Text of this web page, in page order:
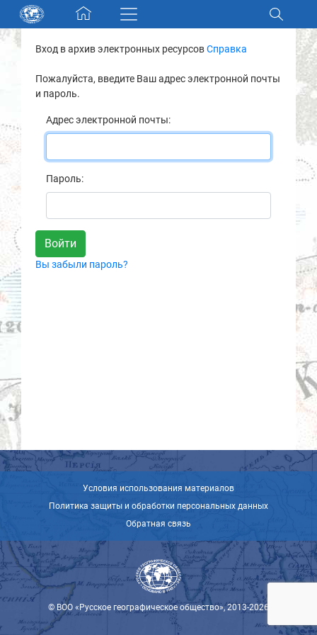
Skip navigation
Разделы и коллекции
Электронный каталог
Новости
О нас
Контакты
Партнеры
Вход в архив электронных ресурсовСправка
Пожалуйста, введите Ваш адрес электронной почты
и пароль.
Адрес электронной почты:
Пароль:
Вы забыли пароль?
Условия использования материалов
Политика защиты и обработки персональных данных
Обратная связь
© ВОО «Русское географическое общество», 2013-2026